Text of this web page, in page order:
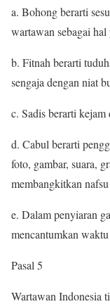
a. Bohong berarti
wartawan sebagai
b. Fitnah berarti
sengaja dengan niat
c. Sadis berarti kejam
d. Cabul berarti
foto, gambar, suara,
membangkitkan
e. Dalam penyiaran
mencantumkan
Pasal 5
Wartawan Indonesia